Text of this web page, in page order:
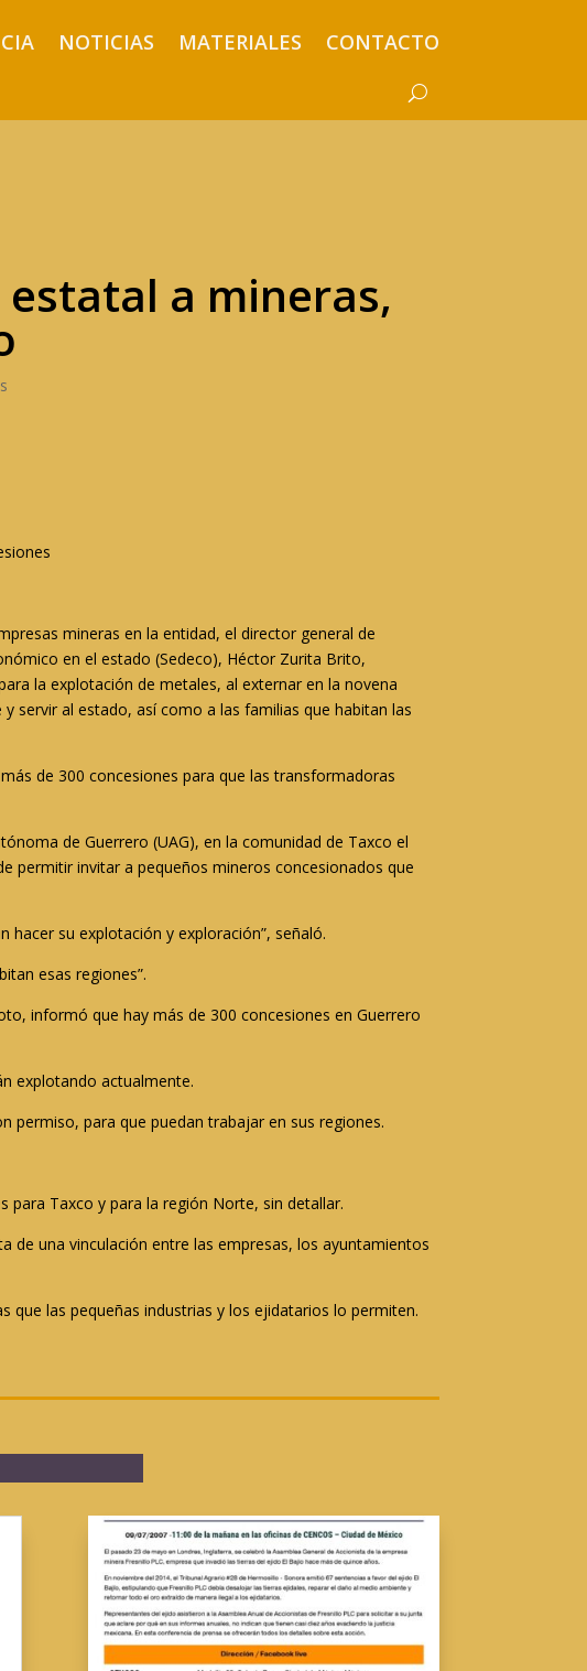
NOTICIAS MATERIALES CONTACTO
a mineras,
mineras en la entidad, el director general de
en el estado (Sedeco), Héctor Zurita Brito,
la explotación de metales, al externar en la novena
servir al estado, así como a las familias que habitan las
de 300 concesiones para que las transformadoras
de Guerrero (UAG), en la comunidad de Taxco el
permitir invitar a pequeños mineros concesionados que
hacer su explotación y exploración”, señaló.
esas regiones”.
informó que hay más de 300 concesiones en Guerrero
explotando actualmente.
permiso, para que puedan trabajar en sus regiones.
para Taxco y para la región Norte, sin detallar.
de una vinculación entre las empresas, los ayuntamientos
que las pequeñas industrias y los ejidatarios lo permiten.